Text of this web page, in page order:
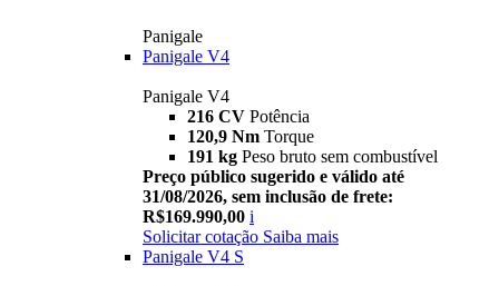
Panigale
Panigale V4
Panigale V4
216 CV Potência
120,9 Nm Torque
191 kg Peso bruto sem combustível
Preço público sugerido e válido até
31/08/2026, sem inclusão de frete:
R$169.990,00 i
Solicitar cotação Saiba mais
Panigale V4 S